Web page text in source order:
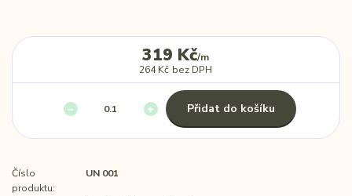
319 Kč/m
264 Kč bez DPH
Přidat do košíku
Číslo
produktu:
UN 001